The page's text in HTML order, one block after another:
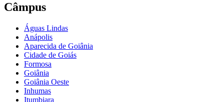
Câmpus
Águas Lindas
Anápolis
Aparecida de Goiânia
Cidade de Goiás
Formosa
Goiânia
Goiânia Oeste
Inhumas
Itumbiara